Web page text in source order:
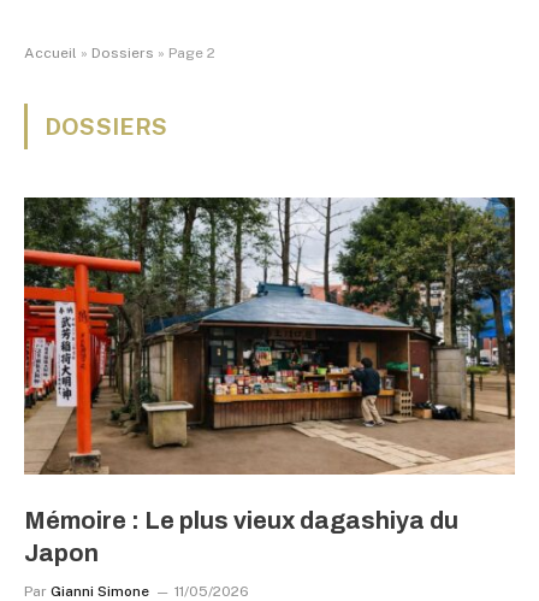
Accueil » Dossiers » Page 2
DOSSIERS
Mémoire : Le plus vieux dagashiya du
Japon
Par Gianni Simone 11/05/2026